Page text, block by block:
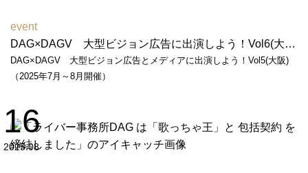
event
DAG×DAGV 大型ビジョン広告に出演しよう！Vol6(大阪)（2026年6月～7月開催）
DAG×DAGV 大型ビジョン広告とメディアに出演しよう！Vol5(大阪)
（2025年7月～8月開催）
16
2025.08